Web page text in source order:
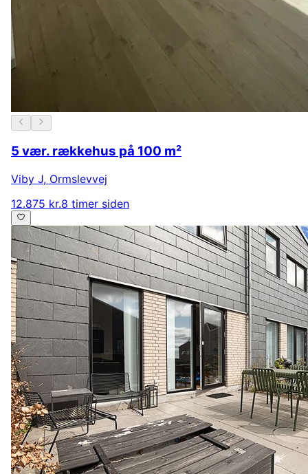
5 vær. rækkehus på 100 m²
Viby J, Ormslevvej
12.875 kr.8 timer siden